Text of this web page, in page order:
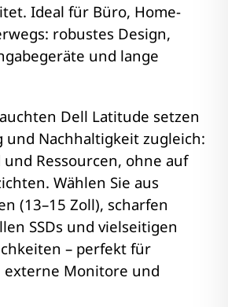
Ideal für Büro, Home-
robustes Design,
und lange
Dell Latitude setzen
und Nachhaltigkeit zugleich:
und Ressourcen, ohne auf
Wählen Sie aus
(13–15 Zoll), scharfen
SSDs und vielseitigen
– perfekt für
externe Monitore und